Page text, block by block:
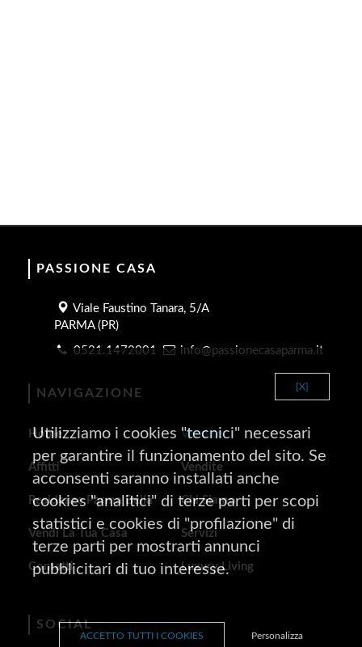
PASSIONE CASA
Viale Faustino Tanara, 5/A
PARMA (PR)
0521.1472001 info@passionecasaparma.it
NAVIGAZIONE
Home Vendite
Affitti Vendite
Residenze Parma Bella Chi Siamo
Vendi La Tua Casa Servizi
Contatti Luxury Living
SOCIAL
[X]
Utilizziamo i cookies "tecnici" necessari
per garantire il funzionamento del sito. Se
acconsenti saranno installati anche
cookies "analitici" di terze parti per scopi
statistici e cookies di "profilazione" di
terze parti per mostrarti annunci
pubblicitari di tuo interesse.
ACCETTO TUTTI I COOKIES Personalizza